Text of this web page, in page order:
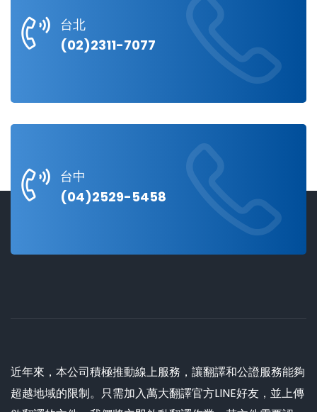
台北
(02)2311-7077
台中
(04)2529-5458
近年來，本公司積極推動線上服務，讓翻譯和公證服務能夠
超越地域的限制。只需加入萬大翻譯官方LINE好友，並上傳